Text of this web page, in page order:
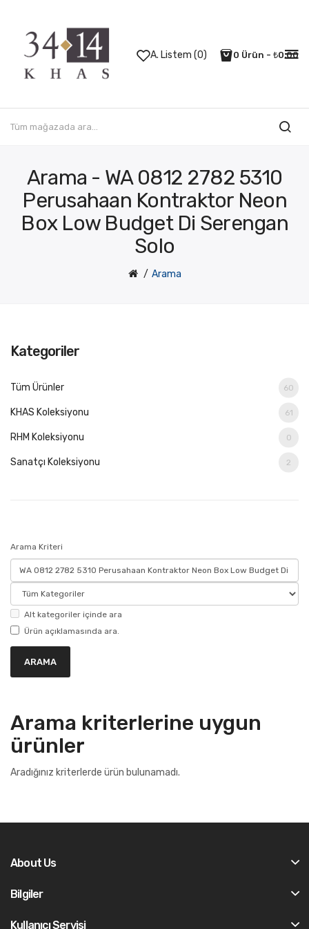
A. Listem (0) 0 Ürün - ₺0,00
Arama - WA 0812 2782 5310
Perusahaan Kontraktor Neon
Box Low Budget Di Serengan
Solo
Arama
Kategoriler
Tüm Ürünler 60
KHAS Koleksiyonu 61
RHM Koleksiyonu 0
Sanatçı Koleksiyonu 2
Arama Kriteri
Alt kategoriler içinde ara
Ürün açıklamasında ara.
Arama kriterlerine uygun
ürünler
Aradığınız kriterlerde ürün bulunamadı.
About Us
Bilgiler
Kullanıcı Servisi